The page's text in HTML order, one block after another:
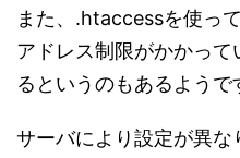
また、.htaccessを使っ
アドレス制限がかかっ
るというのもあるようで
サーバにより設定が異な